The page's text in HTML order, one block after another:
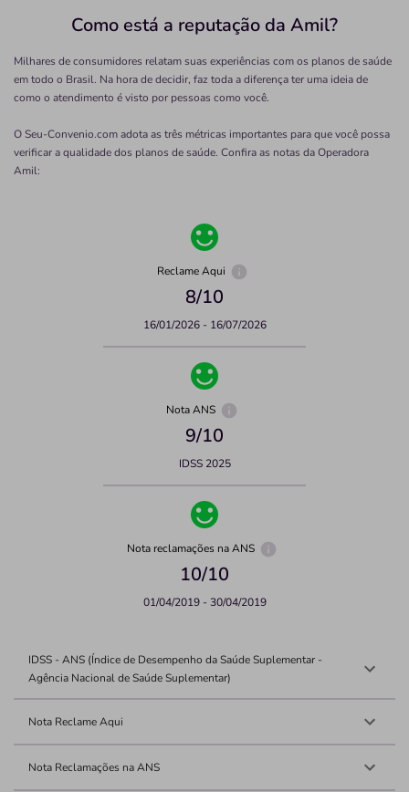
Como está a reputação da Amil?
Milhares de consumidores relatam suas experiências com os planos de saúde
em todo o Brasil. Na hora de decidir, faz toda a diferença ter uma ideia de
como o atendimento é visto por pessoas como você.
O Seu-Convenio.com adota as três métricas importantes para que você possa
verificar a qualidade dos planos de saúde. Confira as notas da Operadora
Amil:
Reclame Aqui
8/10
16/01/2026 - 16/07/2026
Nota ANS
9/10
IDSS 2025
Nota reclamações na ANS
10/10
01/04/2019 - 30/04/2019
IDSS - ANS (Índice de Desempenho da Saúde Suplementar -
Agência Nacional de Saúde Suplementar)
Nota Reclame Aqui
Nota Reclamações na ANS